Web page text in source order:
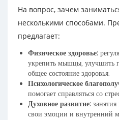
На вопрос, зачем
несколькими способами.
предлагает:
Физическое здоровье:
укрепить мышцы, улучшить
общее состояние здоровья.
Психологическое
помогает справляться со
Духовное развитие:
свои эмоции и внутренний